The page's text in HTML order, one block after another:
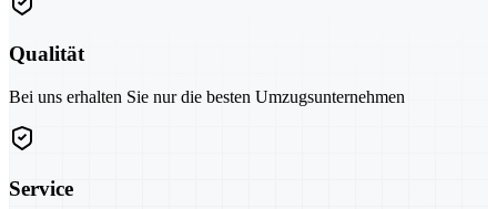
Qualität
Bei uns erhalten Sie nur die besten Umzugsunternehmen
Service